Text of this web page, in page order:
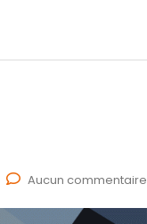
Aucun commentaire